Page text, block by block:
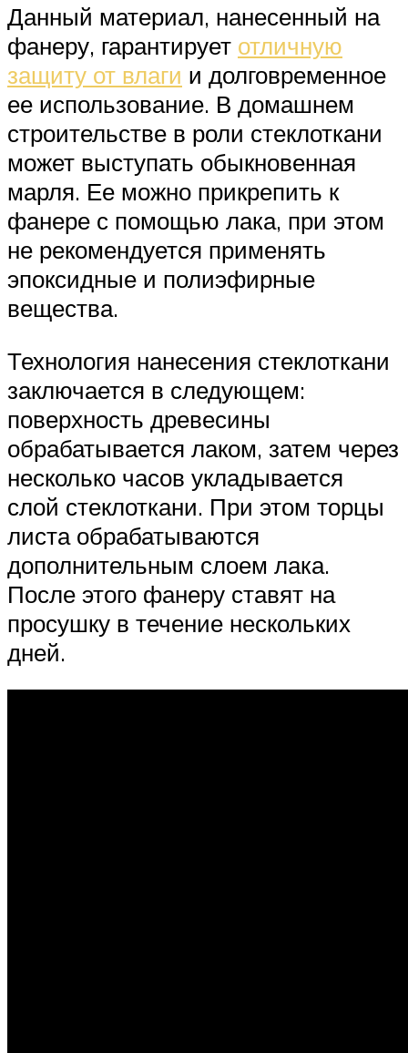
Данный материал, нанесенный на
фанеру, гарантирует отличную
защиту от влаги и долговременное
ее использование. В домашнем
строительстве в роли стеклоткани
может выступать обыкновенная
марля. Ее можно прикрепить к
фанере с помощью лака, при этом
не рекомендуется применять
эпоксидные и полиэфирные
вещества.
Технология нанесения стеклоткани
заключается в следующем:
поверхность древесины
обрабатывается лаком, затем через
несколько часов укладывается
слой стеклоткани. При этом торцы
листа обрабатываются
дополнительным слоем лака.
После этого фанеру ставят на
просушку в течение нескольких
дней.